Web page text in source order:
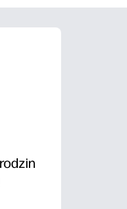
domu